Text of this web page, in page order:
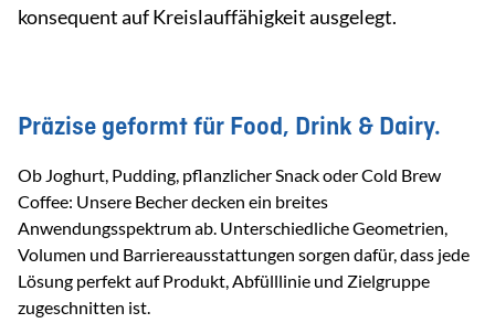
konsequent auf Kreislauffähigkeit ausgelegt.
Präzise geformt für Food, Drink & Dairy.
Ob Joghurt, Pudding, pflanzlicher Snack oder Cold Brew
Coffee: Unsere Becher decken ein breites
Anwendungsspektrum ab. Unterschiedliche Geometrien,
Volumen und Barriereausstattungen sorgen dafür, dass jede
Lösung perfekt auf Produkt, Abfülllinie und Zielgruppe
zugeschnitten ist.